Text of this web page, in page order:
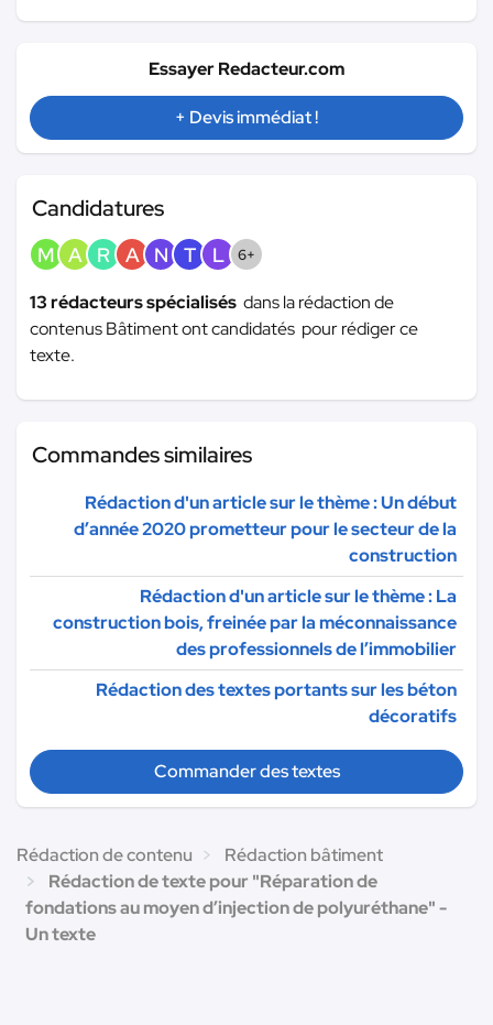
Essayer Redacteur.com
+ Devis immédiat !
Candidatures
M A R A N T L 6+
13 rédacteurs spécialisés dans la rédaction de
contenus Bâtiment ont candidatés pour rédiger ce
texte.
Commandes similaires
Rédaction d'un article sur le thème : Un début
d’année 2020 prometteur pour le secteur de la
construction
Rédaction d'un article sur le thème : La
construction bois, freinée par la méconnaissance
des professionnels de l’immobilier
Rédaction des textes portants sur les béton
décoratifs
Commander des textes
Rédaction de contenu
Rédaction bâtiment
Rédaction de texte pour "Réparation de
fondations au moyen d’injection de polyuréthane" -
Un texte